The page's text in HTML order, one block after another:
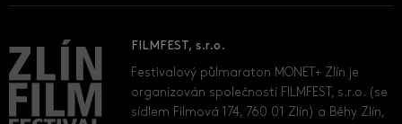
FILMFEST, s.r.o.
Festivalový půlmaraton MONET+ Zlín je
organizován společností FILMFEST, s.r.o. (se
sídlem Filmová 174, 760 01 Zlín) a Běhy Zlín,